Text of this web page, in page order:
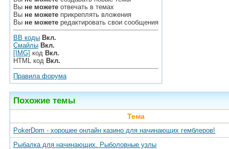
Вы не можете отвечать в темах
Вы не можете прикреплять вложения
Вы не можете редактировать свои сообщения
BB коды Вкл.
Смайлы Вкл.
[IMG] код Вкл.
HTML код Вкл.
Правила форума
Похожие темы
Тема
PokerDom - хорошее онлайн казино для начинающих гемблеров!
Рыбалка для начинающих. Рыболовные узлы